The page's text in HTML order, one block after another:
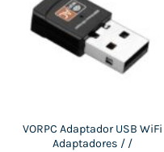
VORPC Adaptador USB WiFi
Adaptadores / /